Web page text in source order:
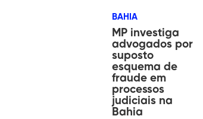
BAHIA
MP investiga
advogados por
suposto
esquema de
fraude em
processos
judiciais na
Bahia